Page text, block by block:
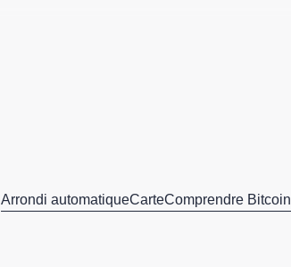
Arrondi automatiqueCarteComprendre Bitcoin